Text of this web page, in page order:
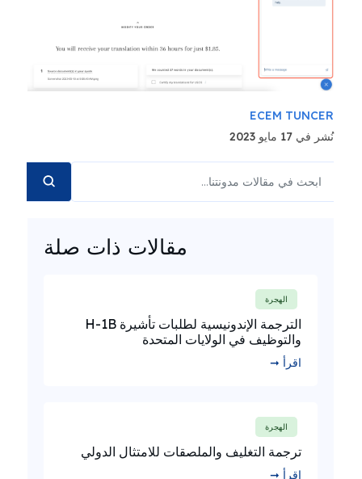
ECEM TUNCER
نُشر في 17 مايو 2023
مقالات ذات صلة
الهجرة
الترجمة الإندونيسية لطلبات تأشيرة H-1B
والتوظيف في الولايات المتحدة
اقرأ ➞
الهجرة
ترجمة التغليف والملصقات للامتثال الدولي
اقرأ ➞